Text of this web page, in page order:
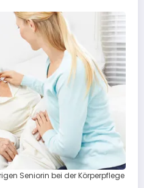
Seniorin bei der Körperpflege